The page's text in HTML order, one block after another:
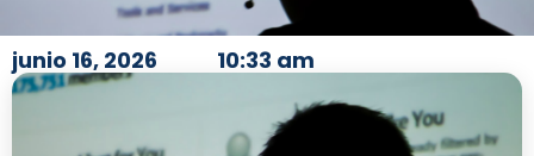
junio 16, 2026 10:33 am